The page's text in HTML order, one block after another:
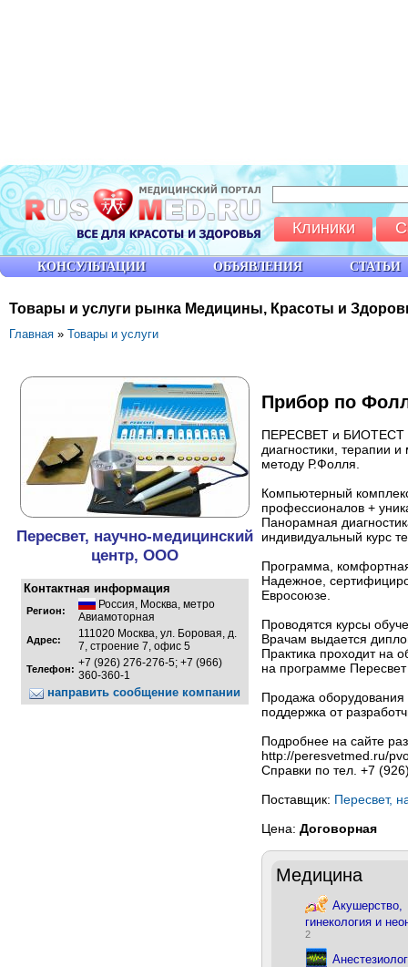
Товары и услуги рынка Медицины, Красоты и
Главная » Товары и услуги
Пересвет, научно-медицинский
центр, ООО
Контактная информация
Регион: Россия, Москва, метро
Авиамоторная
Адрес:
111020 Москва, ул. Боровая, д.
7, строение 7, офис 5
Телефон: +7 (926) 276-276-5; +7 (966)
360-360-1
направить сообщение компании
Прибор по
ПЕРЕСВЕТ и БИОТЕСТ
диагностики, терапии
методу Р.Фолля.
Компьютерный
профессионалов +
Панорамная
индивидуальный курс
Программа,
Надежное,
Евросоюзе.
Проводятся курсы
Врачам выдается
Практика проходит
на программе
Продажа
поддержка от
Подробнее на сайте
http://peresvetmed.ru/
Справки по тел. +7
Поставщик: Пересвет,
Цена: Договорная
Медицина
Акушерство,
гинекология и
2
КОНСУЛЬТАЦИИ ОБЪЯВЛЕНИЯ СТАТЬИ
Клиники